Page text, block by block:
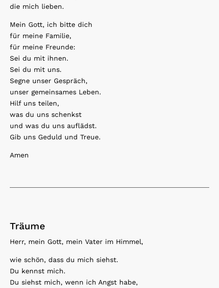
die mich lieben.
Mein Gott, ich bitte dich
für meine Familie,
für meine Freunde:
Sei du mit ihnen.
Sei du mit uns.
Segne unser Gespräch,
unser gemeinsames Leben.
Hilf uns teilen,
was du uns schenkst
und was du uns auflädst.
Gib uns Geduld und Treue.
Amen
Träume
Herr, mein Gott, mein Vater im Himmel,
wie schön, dass du mich siehst.
Du kennst mich.
Du siehst mich, wenn ich Angst habe,